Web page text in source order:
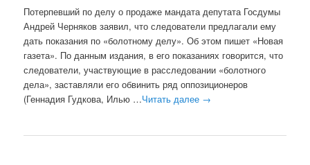
Потерпевший по делу о продаже мандата депутата Госдумы
Андрей Черняков заявил, что следователи предлагали ему
дать показания по «болотному делу». Об этом пишет «Новая
газета». По данным издания, в его показаниях говорится, что
следователи, участвующие в расследовании «болотного
дела», заставляли его обвинить ряд оппозиционеров
(Геннадия Гудкова, Илью …Читать далее →